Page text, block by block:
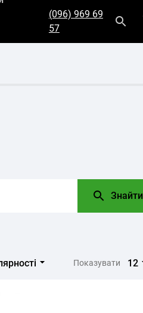
(096) 969 69
57
Знайти
Показувати 12